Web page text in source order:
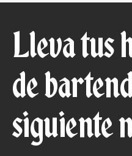
Lleva tus
de
siguiente